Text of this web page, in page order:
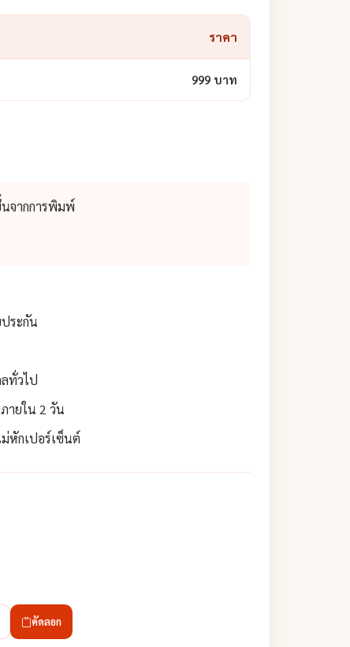
ราคา
999 บาท
จากการพิมพ์
ระกัน
ทั่วไป
ายใน 2 วัน
หักเปอร์เซ็นต์
คัดลอก